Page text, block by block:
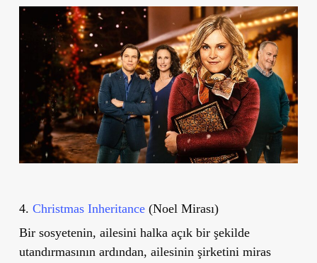
4. Christmas Inheritance(Noel Mirası)
Bir sosyetenin, ailesini halka açık bir şekilde
utandırmasının ardından, ailesinin şirketini miras